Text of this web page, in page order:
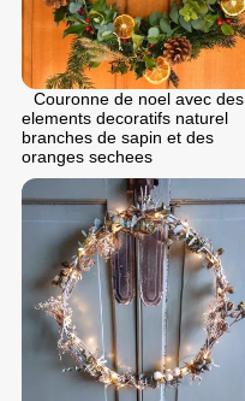
Couronne de noel avec des
elements decoratifs naturel
branches de sapin et des
oranges sechees